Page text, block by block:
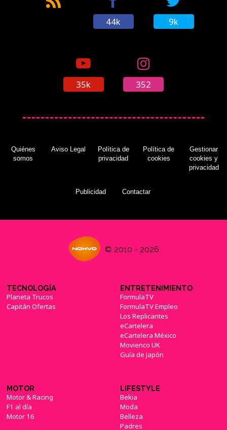
44k 9k
35k 352
Quiénes
somos
Aviso Legal
Política de
privacidad
Política de
cookies
Gestionar
cookies y
privacidad
Publicidad Contactar
© 2010 - 2026
TECNOLOGÍA
Planeta Trucos
Capitán Ofertas
ENTRETENIMIENTO
FormulaTV
FormulaTV Empleo
Los Replicantes
eCartelera
eCartelera México
Movienco UK
Guía de Japón
MOTOR
Motor & Racing
F1 al día
Motor 16
LIFESTYLE
Bekia
Moda
Belleza
Padres